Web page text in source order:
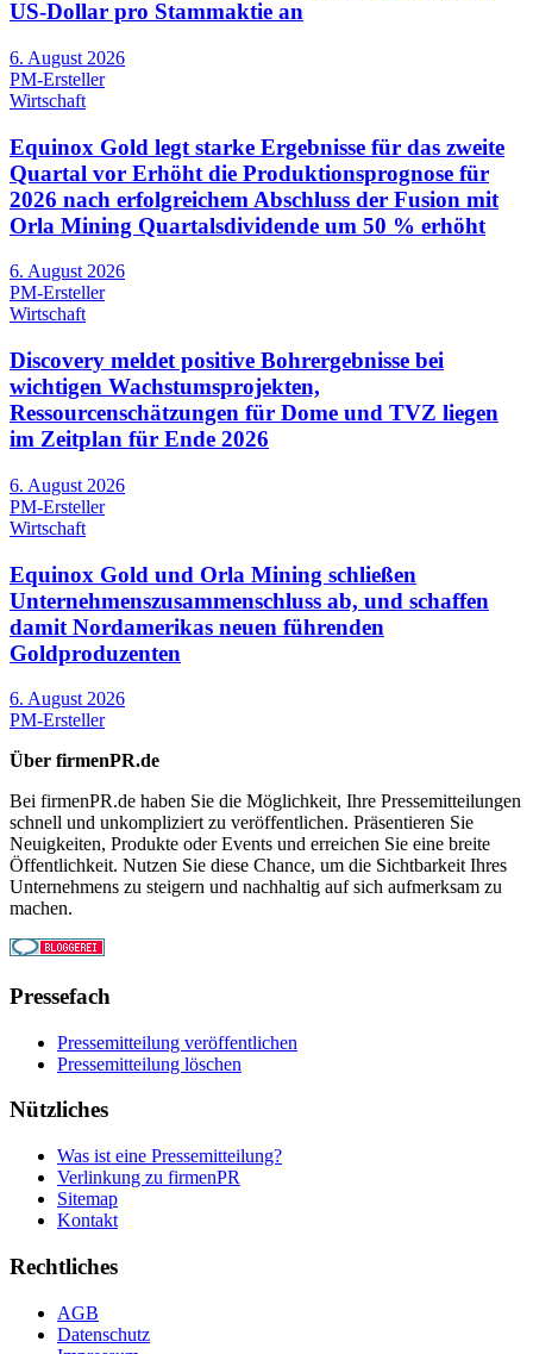
US-Dollar pro Stammaktie an
6. August 2026
PM-Ersteller
Wirtschaft
Equinox Gold legt starke Ergebnisse für das zweite
Quartal vor Erhöht die Produktionsprognose für
2026 nach erfolgreichem Abschluss der Fusion mit
Orla Mining Quartalsdividende um 50 % erhöht
6. August 2026
PM-Ersteller
Wirtschaft
Discovery meldet positive Bohrergebnisse bei
wichtigen Wachstumsprojekten,
Ressourcenschätzungen für Dome und TVZ liegen
im Zeitplan für Ende 2026
6. August 2026
PM-Ersteller
Wirtschaft
Equinox Gold und Orla Mining schließen
Unternehmenszusammenschluss ab, und schaffen
damit Nordamerikas neuen führenden
Goldproduzenten
6. August 2026
PM-Ersteller
Über firmenPR.de
Bei firmenPR.de haben Sie die Möglichkeit, Ihre Pressemitteilungen
schnell und unkompliziert zu veröffentlichen. Präsentieren Sie
Neuigkeiten, Produkte oder Events und erreichen Sie eine breite
Öffentlichkeit. Nutzen Sie diese Chance, um die Sichtbarkeit Ihres
Unternehmens zu steigern und nachhaltig auf sich aufmerksam zu
machen.
Pressefach
Pressemitteilung veröffentlichen
Pressemitteilung löschen
Nützliches
Was ist eine Pressemitteilung?
Verlinkung zu firmenPR
Sitemap
Kontakt
Rechtliches
AGB
Datenschutz